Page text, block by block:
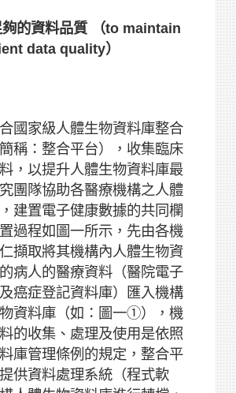
的資料品質 （to maintain
data quality）
家級人體生物資料庫整合
稱：整合平台），收集臨床
，以提升人體生物資料庫最
團隊協助各醫療機構之人體
建置電子健康數據的共同欄
過程如圖一所示，先由各機
擷取將其機構內人體生物資
病人的醫療資料（醫院電子
癌症登記資料庫）匯入機構
資料庫（如：圖一①），機
的收集、處理及使用是依照
庫管理條例的規定，整合平
供資料處理系統（程式軟